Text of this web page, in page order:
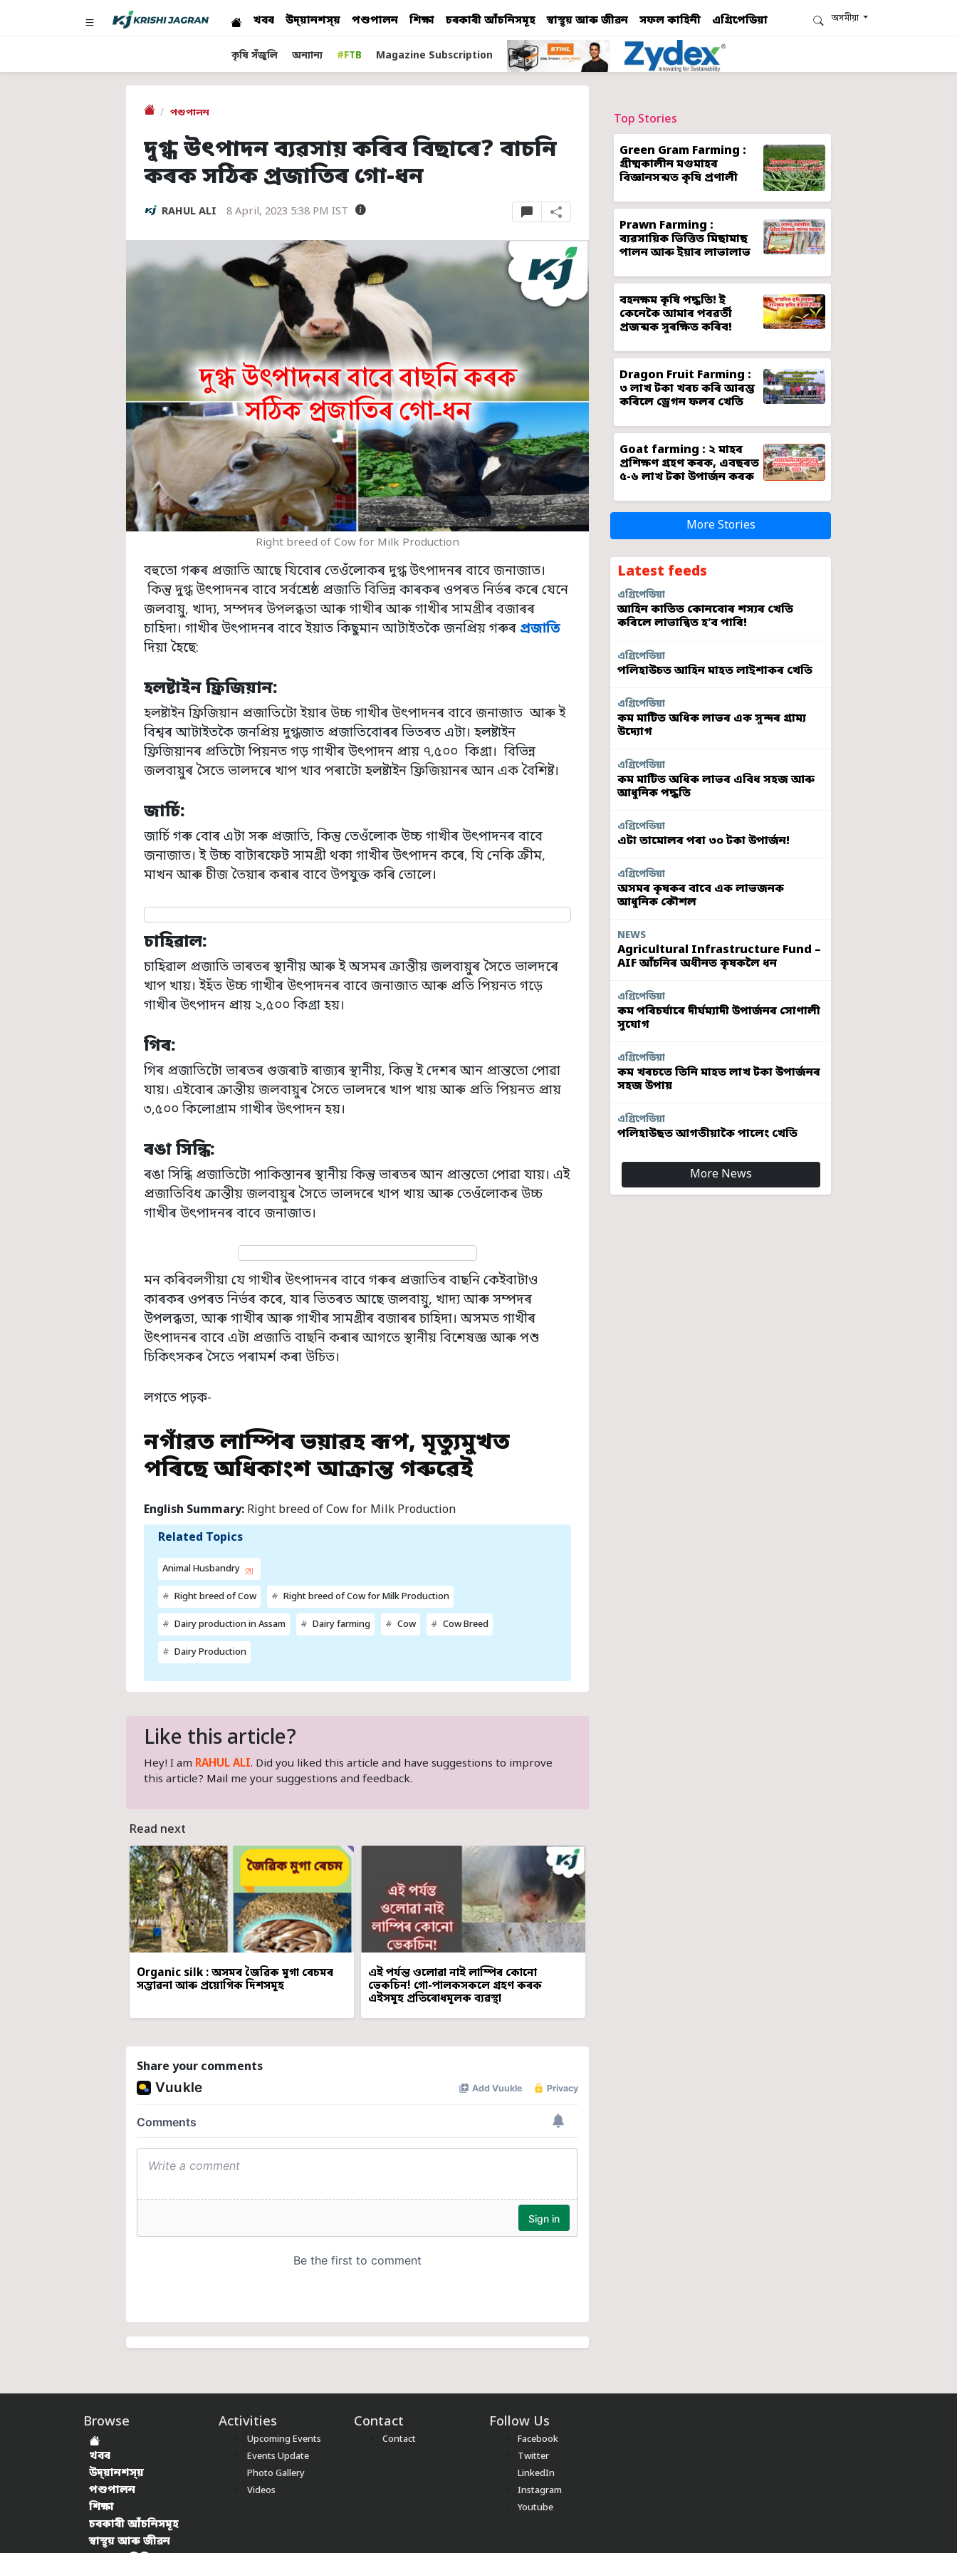
খবৰ উদ্য়ানশস্য় পশুপালন শিক্ষা চৰকাৰী আঁচনিসমূহ স্বাস্থ্য় আৰু জীৱন সফল কাহিনী এগ্ৰিপেডিয়া অসমীয়া
কৃষি সঁজুলি অন্যান্য #FTB Magazine Subscription
পশুপালন
দুগ্ধ উৎপাদন ব্যৱসায় কৰিব বিছাৰে? বাচনি
কৰক সঠিক প্ৰজাতিৰ গো-ধন
RAHUL ALI 8 April, 2023 5:38 PM IST
Right breed of Cow for Milk Production
বহুতো গৰুৰ প্ৰজাতি আছে যিবোৰ তেওঁলোকৰ দুগ্ধ উৎপাদনৰ বাবে জনাজাত।
কিন্তু দুগ্ধ উৎপাদনৰ বাবে সৰ্বশ্ৰেষ্ঠ প্ৰজাতি বিভিন্ন কাৰকৰ ওপৰত নিৰ্ভৰ কৰে যেনে
জলবায়ু, খাদ্য, সম্পদৰ উপলব্ধতা আৰু গাখীৰ আৰু গাখীৰ সামগ্ৰীৰ বজাৰৰ
চাহিদা। গাখীৰ উৎপাদনৰ বাবে ইয়াত কিছুমান আটাইতকৈ জনপ্ৰিয় গৰুৰ প্ৰজাতি
দিয়া হৈছে:
হলষ্টাইন ফ্ৰিজিয়ান:
হলষ্টাইন ফ্ৰিজিয়ান প্ৰজাতিটো ইয়াৰ উচ্চ গাখীৰ উৎপাদনৰ বাবে জনাজাত আৰু ই
বিশ্বৰ আটাইতকৈ জনপ্ৰিয় দুগ্ধজাত প্ৰজাতিবোৰৰ ভিতৰত এটা। হলষ্টাইন
ফ্ৰিজিয়ানৰ প্ৰতিটো পিয়নত গড় গাখীৰ উৎপাদন প্ৰায় ৭,৫০০ কিগ্ৰা। বিভিন্ন
জলবায়ুৰ সৈতে ভালদৰে খাপ খাব পৰাটো হলষ্টাইন ফ্ৰিজিয়ানৰ আন এক বৈশিষ্ট।
জাৰ্চি:
জাৰ্চি গৰু বোৰ এটা সৰু প্ৰজাতি, কিন্তু তেওঁলোক উচ্চ গাখীৰ উৎপাদনৰ বাবে
জনাজাত। ই উচ্চ বাটাৰফেট সামগ্ৰী থকা গাখীৰ উৎপাদন কৰে, যি নেকি ক্ৰীম,
মাখন আৰু চীজ তৈয়াৰ কৰাৰ বাবে উপযুক্ত কৰি তোলে।
চাহিৱাল:
চাহিৱাল প্ৰজাতি ভাৰতৰ স্থানীয় আৰু ই অসমৰ ক্ৰান্তীয় জলবায়ুৰ সৈতে ভালদৰে
খাপ খায়। ইহঁত উচ্চ গাখীৰ উৎপাদনৰ বাবে জনাজাত আৰু প্ৰতি পিয়নত গড়ে
গাখীৰ উৎপাদন প্ৰায় ২,৫০০ কিগ্ৰা হয়।
গিৰ:
গিৰ প্ৰজাতিটো ভাৰতৰ গুজৰাট ৰাজ্যৰ স্থানীয়, কিন্তু ই দেশৰ আন প্ৰান্ততো পোৱা
যায়। এইবোৰ ক্ৰান্তীয় জলবায়ুৰ সৈতে ভালদৰে খাপ খায় আৰু প্ৰতি পিয়নত প্ৰায়
৩,৫০০ কিলোগ্ৰাম গাখীৰ উৎপাদন হয়।
ৰঙা সিন্ধি:
ৰঙা সিন্ধি প্ৰজাতিটো পাকিস্তানৰ স্থানীয় কিন্তু ভাৰতৰ আন প্ৰান্ততো পোৱা যায়। এই
প্ৰজাতিবিধ ক্ৰান্তীয় জলবায়ুৰ সৈতে ভালদৰে খাপ খায় আৰু তেওঁলোকৰ উচ্চ
গাখীৰ উৎপাদনৰ বাবে জনাজাত।
মন কৰিবলগীয়া যে গাখীৰ উৎপাদনৰ বাবে গৰুৰ প্ৰজাতিৰ বাছনি কেইবাটাও
কাৰকৰ ওপৰত নিৰ্ভৰ কৰে, যাৰ ভিতৰত আছে জলবায়ু, খাদ্য আৰু সম্পদৰ
উপলব্ধতা, আৰু গাখীৰ আৰু গাখীৰ সামগ্ৰীৰ বজাৰৰ চাহিদা। অসমত গাখীৰ
উৎপাদনৰ বাবে এটা প্ৰজাতি বাছনি কৰাৰ আগতে স্থানীয় বিশেষজ্ঞ আৰু পশু
চিকিৎসকৰ সৈতে পৰামৰ্শ কৰা উচিত।
লগতে পঢ়ক-
নগাঁৱত লাম্পিৰ ভয়াৱহ ৰূপ, মৃত্যুমুখত
পৰিছে অধিকাংশ আক্ৰান্ত গৰুৱেই
English Summary: Right breed of Cow for Milk Production
Related Topics
Animal Husbandry
Right breed of Cow Right breed of Cow for Milk Production
Dairy production in Assam Dairy farming Cow Cow Breed
Dairy Production
Like this article?
Hey! I am RAHUL ALI. Did you liked this article and have suggestions to improve
this article? Mail me your suggestions and feedback.
Read next
Organic silk : অসমৰ জৈৱিক মুগা ৰেচমৰ
সম্ভাৱনা আৰু প্ৰয়োগিক দিশসমূহ
এই পৰ্যন্ত ওলোৱা নাই লাম্পিৰ কোনো
ভেকচিন! গো-পালকসকলে গ্ৰহণ কৰক
এইসমূহ প্ৰতিৰোধমূলক ব্যৱস্থা
Share your comments
Top Stories
Green Gram Farming :
গ্ৰীষ্মকালীন মগুমাহৰ
বিজ্ঞানসন্মত কৃষি প্ৰণালী
Prawn Farming :
ব্যৱসায়িক ভিত্তিত মিছামাছ
পালন আৰু ইয়াৰ লাভালাভ
বহনক্ষম কৃষি পদ্ধতি! ই
কেনেকৈ আমাৰ পৰৱৰ্তী
প্ৰজন্মক সুৰক্ষিত কৰিব!
Dragon Fruit Farming :
৩ লাখ টকা খৰচ কৰি আৰম্ভ
কৰিলে ড্ৰেগন ফলৰ খেতি
Goat farming : ২ মাহৰ
প্ৰশিক্ষণ গ্ৰহণ কৰক, এবছৰত
৫-৬ লাখ টকা উপাৰ্জন কৰক
More Stories
Latest feeds
এগ্ৰিপেডিয়া
আহিন কাতিত কোনবোৰ শস্যৰ খেতি
কৰিলে লাভান্বিত হ’ব পাৰি!
এগ্ৰিপেডিয়া
পলিহাউচত আহিন মাহত লাইশাকৰ খেতি
এগ্ৰিপেডিয়া
কম মাটিত অধিক লাভৰ এক সুন্দৰ গ্ৰাম্য
উদ্যোগ
এগ্ৰিপেডিয়া
কম মাটিত অধিক লাভৰ এবিধ সহজ আৰু
আধুনিক পদ্ধতি
এগ্ৰিপেডিয়া
এটা তামোলৰ পৰা ৩০ টকা উপাৰ্জন!
এগ্ৰিপেডিয়া
অসমৰ কৃষকৰ বাবে এক লাভজনক
আধুনিক কৌশল
NEWS
Agricultural Infrastructure Fund –
AIF আঁচনিৰ অধীনত কৃষকলৈ ধন
এগ্ৰিপেডিয়া
কম পৰিচৰ্যাৰে দীৰ্ঘম্যাদী উপাৰ্জনৰ সোণালী
সুযোগ
এগ্ৰিপেডিয়া
কম খৰচতে তিনি মাহত লাখ টকা উপাৰ্জনৰ
সহজ উপায়
এগ্ৰিপেডিয়া
পলিহাউছত আগতীয়াকৈ পালেং খেতি
More News
Browse
খবৰ
উদ্য়ানশস্য়
পশুপালন
শিক্ষা
চৰকাৰী আঁচনিসমূহ
স্বাস্থ্য় আৰু জীৱন
Activities
Upcoming Events
Events Update
Photo Gallery
Videos
Contact
Contact
Follow Us
Facebook
Twitter
LinkedIn
Instagram
Youtube